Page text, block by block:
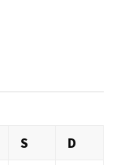
S
D